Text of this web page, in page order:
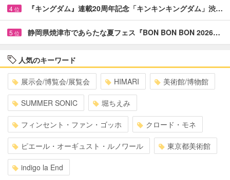
4 位 『キングダム』連載20周年記念「キンキンキングダム」渋…
5 位 静岡県焼津市であらたな夏フェス『BON BON BON 2026…
人気のキーワード
展示会/博覧会/展覧会 HIMARI 美術館/博物館
SUMMER SONIC 堀ちえみ
フィンセント・ファン・ゴッホ クロード・モネ
ピエール・オーギュスト・ルノワール 東京都美術館
indigo la End